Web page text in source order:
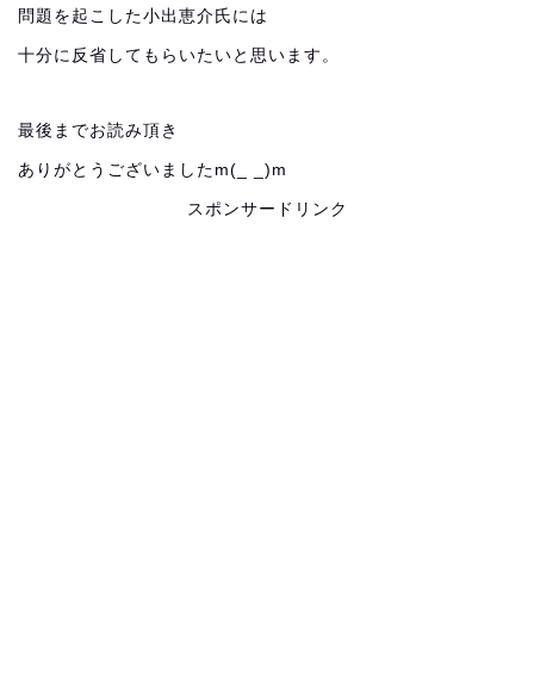
問題を起こした小出恵介氏には
十分に反省してもらいたいと思います。
最後までお読み頂き
ありがとうございましたm(_ _)m
スポンサードリンク